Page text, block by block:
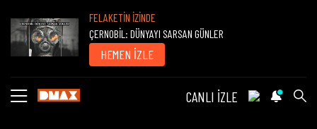
FELAKETİN İZİNDE
ÇERNOBİL: DÜNYAYI SARSAN GÜNLER
HEMEN İZLE
CANLI İZLE